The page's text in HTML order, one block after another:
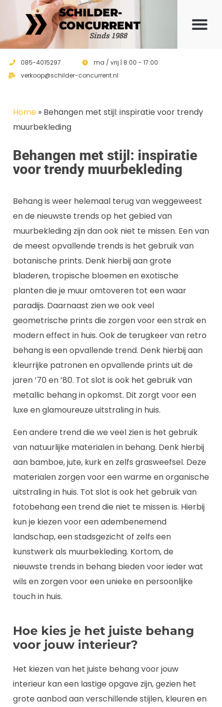
SCHILDER-
CONCURRENT
Sinds 1988
085-4015297
ma / vrij | 8:00 - 17:00
verkoop@schilder-concurrent.nl
Home » Behangen met stijl: inspiratie voor trendy
muurbekleding
Behangen met stijl: inspiratie
voor trendy muurbekleding
Behang is weer helemaal terug van weggeweest
en de nieuwste trends op het gebied van
muurbekleding zijn dan ook niet te missen. Een van
de meest opvallende trends is het gebruik van
botanische prints. Denk hierbij aan grote
bladeren, tropische bloemen en exotische
planten die je muur omtoveren tot een waar
paradijs. Daarnaast zien we ook veel
geometrische prints die zorgen voor een strak en
modern effect in huis. Ook de terugkeer van retro
behang is een opvallende trend. Denk hierbij aan
kleurrijke patronen en opvallende prints uit de
jaren ’70 en ’80. Tot slot is ook het gebruik van
metallic behang in opkomst. Dit zorgt voor een
luxe en glamoureuze uitstraling in huis.
Een andere trend die we veel zien is het gebruik
van natuurlijke materialen in behang. Denk hierbij
aan bamboe, jute, kurk en zelfs grasweefsel. Deze
materialen zorgen voor een warme en organische
uitstraling in huis. Tot slot is ook het gebruik van
fotobehang een trend die niet te missen is. Hierbij
kun je kiezen voor een adembenemend
landschap, een stadsgezicht of zelfs een
kunstwerk als muurbekleding. Kortom, de
nieuwste trends in behang bieden voor ieder wat
wils en zorgen voor een unieke en persoonlijke
touch in huis.
Hoe kies je het juiste behang
voor jouw interieur?
Het kiezen van het juiste behang voor jouw
interieur kan een lastige opgave zijn, gezien het
grote aanbod aan verschillende stijlen, kleuren en